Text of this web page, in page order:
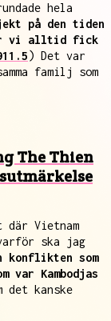
hela
på den tiden
vi alltid fick
) Det var
familj som
The Thien
där Vietnam
ska jag
konflikten som
var Kambodjas
det kanske